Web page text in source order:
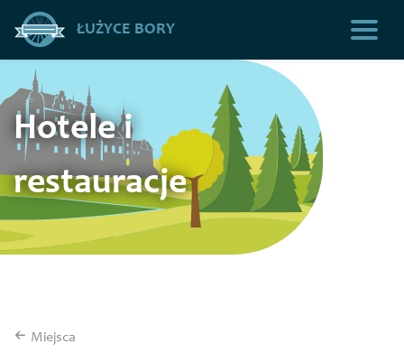
ŁUŻYCE BORY
Hotele i
restauracje
Miejsca